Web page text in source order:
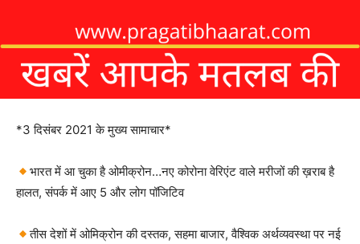
*3 दिसंबर 2021 के मुख्य सामाचार*
भारत में आ चुका है ओमीक्रोन…नए कोरोना वेरिएंट वाले मरीजों की ख़राब है
हालत, संपर्क में आए 5 और लोग पॉजिटिव
तीस देशों में ओमिक्रोन की दस्तक, सहमा बाजार, वैश्विक अर्थव्यवस्था पर नई